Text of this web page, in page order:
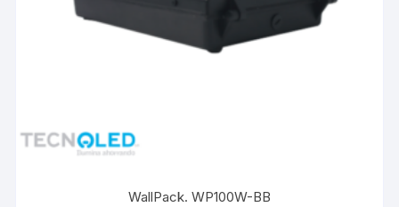
WallPack. WP100W-BB